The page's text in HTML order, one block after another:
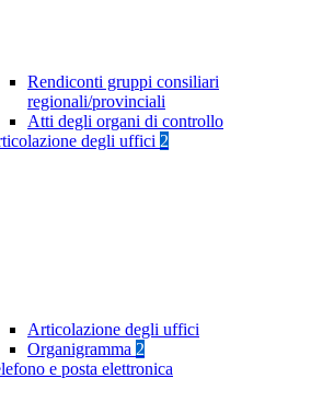
Rendiconti gruppi consiliari
regionali/provinciali
Atti degli organi di controllo
degli uffici 2
Articolazione degli uffici
Organigramma 2
e posta elettronica